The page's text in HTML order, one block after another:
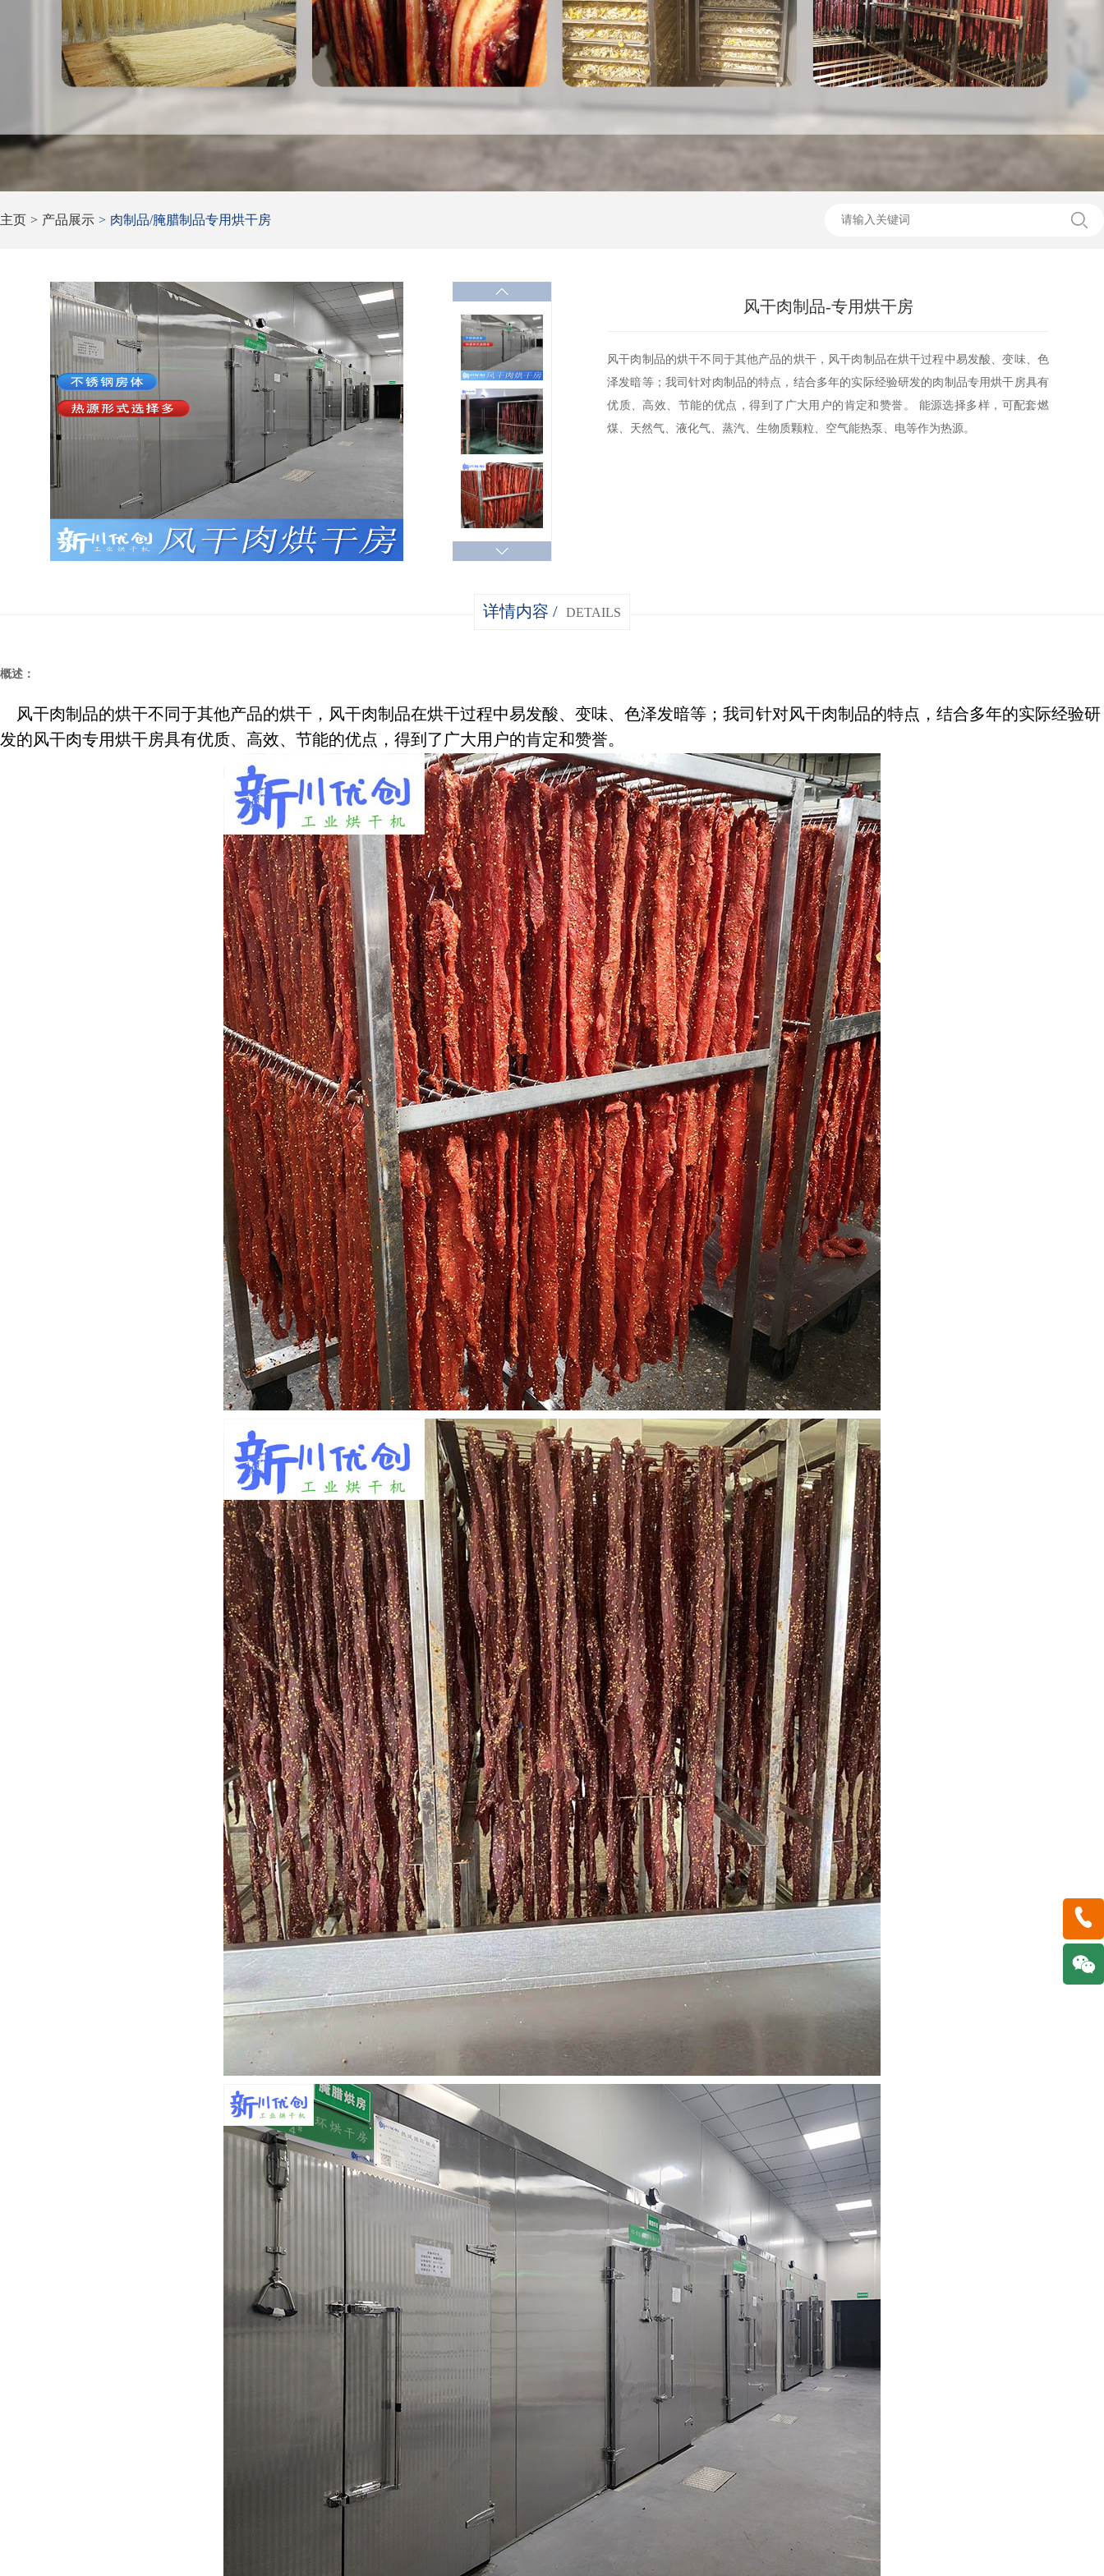
主页 > 产品展示 > 肉制品/腌腊制品专用烘干房
风干肉制品-专用烘干房
风干肉制品的烘干不同于其他产品的烘干，风干肉制品在烘干过程中易发酸、变味、色
泽发暗等；我司针对肉制品的特点，结合多年的实际经验研发的肉制品专用烘干房具有
优质、高效、节能的优点，得到了广大用户的肯定和赞誉。 能源选择多样，可配套燃
煤、天然气、液化气、蒸汽、生物质颗粒、空气能热泵、电等作为热源。
详情内容 / DETAILS
概述：
风干肉制品的烘干不同于其他产品的烘干，风干肉制品在烘干过程中易发酸、变味、色泽发暗等；我司针对风干肉制品的特点，结合多年的实际经验研
发的风干肉专用烘干房具有优质、高效、节能的优点，得到了广大用户的肯定和赞誉。